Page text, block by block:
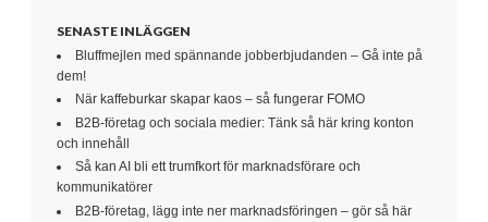
SENASTE INLÄGGEN
Bluffmejlen med spännande jobberbjudanden – Gå inte på
dem!
När kaffeburkar skapar kaos – så fungerar FOMO
B2B-företag och sociala medier: Tänk så här kring konton
och innehåll
Så kan AI bli ett trumfkort för marknadsförare och
kommunikatörer
B2B-företag, lägg inte ner marknadsföringen – gör så här